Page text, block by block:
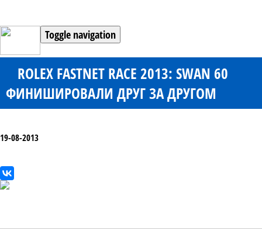
Toggle navigation
ROLEX FASTNET RACE 2013: SWAN 60
ФИНИШИРОВАЛИ ДРУГ ЗА ДРУГОМ
19-08-2013